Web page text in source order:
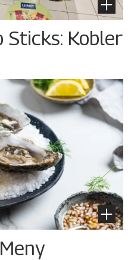
Sticks: Kobler